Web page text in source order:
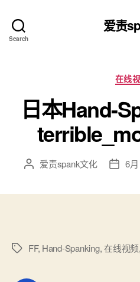
Search
爱责
在线
日本Hand-
文 爱责spank文化
发 6
标
FF, Hand-Spanking,在线视频,